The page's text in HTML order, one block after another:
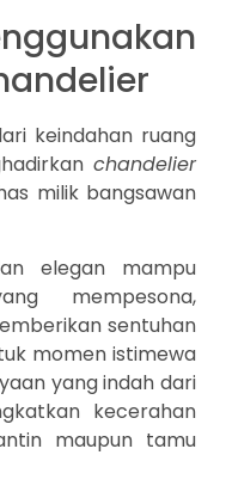
keindahan ruang
chandelier
milik bangsawan
elegan mampu
mempesona,
sentuhan
momen istimewa
yang indah dari
kecerahan
maupun tamu